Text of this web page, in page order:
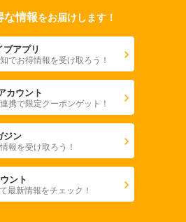
な情報をお届けします！
アプリ
でお得情報を受け取ろう！
カウント
携で限定クーポンゲット！
ジン
報を受け取ろう！
ント
最新情報をチェック！